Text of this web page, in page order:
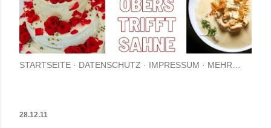
STARTSEITE DATENSCHUTZ IMPRESSUM MEHR…
28.12.11